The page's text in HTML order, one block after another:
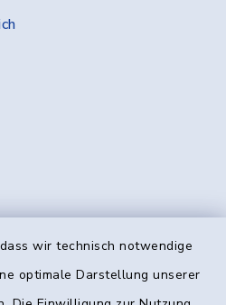
wir technisch notwendige
optimale Darstellung unserer